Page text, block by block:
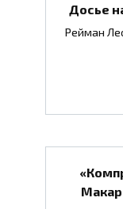
Досье
Рейман